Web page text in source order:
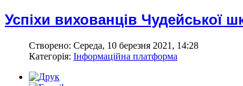
Успіхи вихованців Чудейської
Створено: Середа, 10 березня 2021, 14:28
Категорія: Інформаційна платформа